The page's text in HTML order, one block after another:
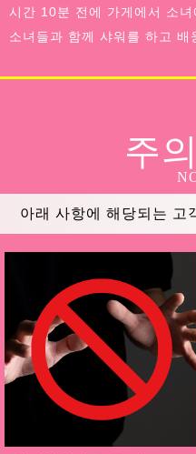
시간 10분 전에 가게에서 소녀
소녀들과 함께 샤워를 하고 배
주
아래 사항에 해당되는 고